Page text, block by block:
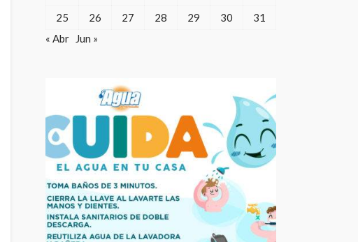
25
26 27 28 29 30
31
« Abr
Jun »